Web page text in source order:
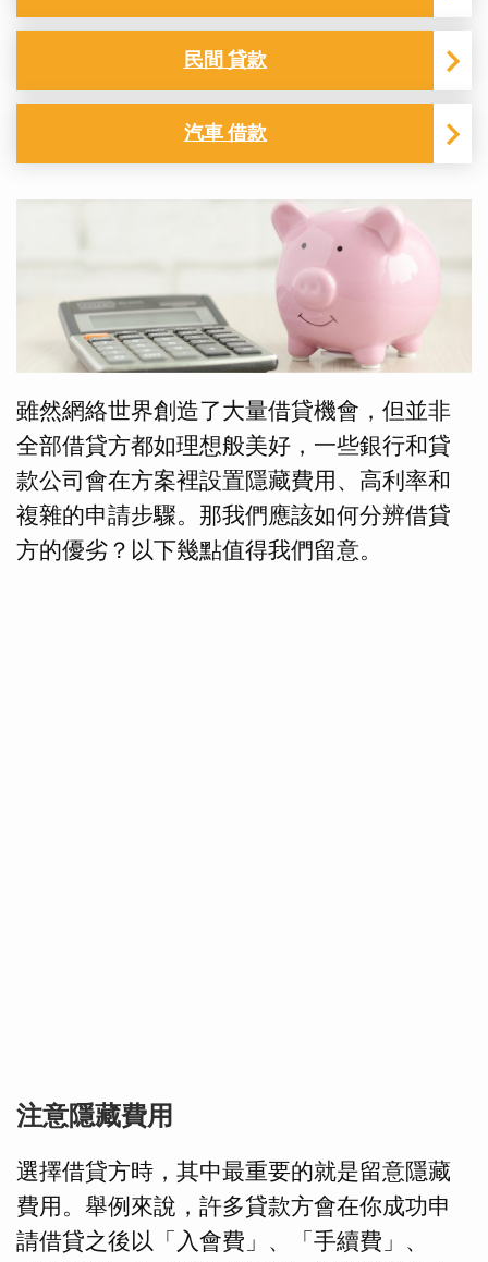
民間 貸款
汽車 借款
雖然網絡世界創造了大量借貸機會，但並非
全部借貸方都如理想般美好，一些銀行和貸
款公司會在方案裡設置隱藏費用、高利率和
複雜的申請步驟。那我們應該如何分辨借貸
方的優劣？以下幾點值得我們留意。
注意隱藏費用
選擇借貸方時，其中最重要的就是留意隱藏
費用。舉例來說，許多貸款方會在你成功申
請借貸之後以「入會費」、「手續費」、